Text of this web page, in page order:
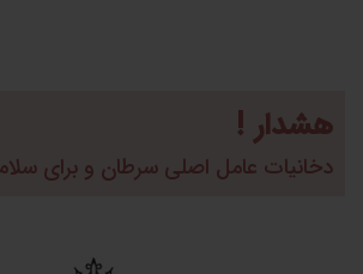
هشدار !
دخانیات عامل اصلی سرطان و برای